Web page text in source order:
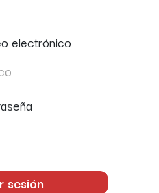
electrónico
sesión